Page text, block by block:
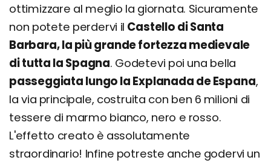
ottimizzare al meglio la giornata. Sicuramente
non potete perdervi il Castello di Santa
Barbara, la più grande fortezza medievale
di tutta la Spagna. Godetevi poi una bella
passeggiata lungo la Explanada de Espana,
la via principale, costruita con ben 6 milioni di
tessere di marmo bianco, nero e rosso.
L'effetto creato è assolutamente
straordinario! Infine potreste anche godervi un